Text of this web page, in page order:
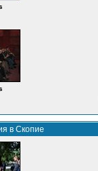
в Скопие